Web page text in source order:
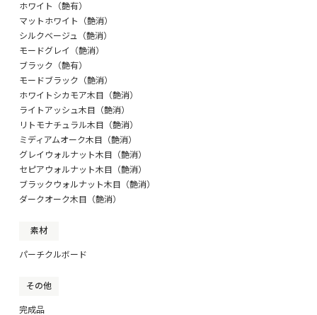
この商品を楽天・Yahoo!に商品登録する際、在庫登録をする
際は、
お手数ですが必ず下記のデータをご使用ください。
ダウンロードしていただいたファイルは、販売価格が空欄と
なっております。
価格表をダウンロードの上、販売価格を設定してください。
楽天・Yahoo!用の『商品登録用CSV』『在庫設定用CSV』
データはコチラ
※商品・在庫登録は必ずこのデータを使用して下さい。
※上記の中に、この商品専用の、楽天 在庫更新用ファイル
Yahoo 在庫更新用ファイル(quantity.csv)が入っています。
タを登録されると、
前提で生成されるため)、
※この商品の在庫は全て「100」で設定されております。オー
ホワイト（艶有）
マットホワイト（艶消）
シルクベージュ（艶消）
モードグレイ（艶消）
ブラック（艶有）
モードブラック（艶消）
ホワイトシカモア木目（艶消）
ライトアッシュ木目（艶消）
リトモナチュラル木目（艶消）
ミディアムオーク木目（艶消）
グレイウォルナット木目（艶消）
セピアウォルナット木目（艶消）
ブラックウォルナット木目（艶消）
ダークオーク木目（艶消）
素材
パーチクルボード
その他
完成品